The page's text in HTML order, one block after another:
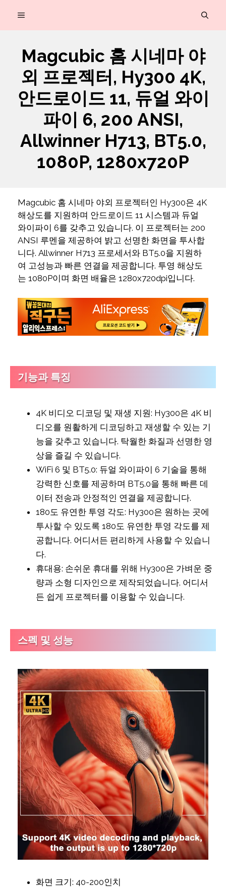
MENU
Magcubic 홈 시네마 야
외 프로젝터, Hy300 4K,
안드로이드 11, 듀얼 와이
파이 6, 200 ANSI,
Allwinner H713, BT5.0,
1080P, 1280x720P
Magcubic 홈 시네마 야외 프로젝터인 Hy300은 4K
해상도를 지원하며 안드로이드 11 시스템과 듀얼
와이파이 6를 갖추고 있습니다. 이 프로젝터는 200
ANSI 루멘을 제공하여 밝고 선명한 화면을 투사합
니다. Allwinner H713 프로세서와 BT5.0을 지원하
여 고성능과 빠른 연결을 제공합니다. 투영 해상도
는 1080P이며 화면 배율은 1280x720dpi입니다.
기능과 특징
4K 비디오 디코딩 및 재생 지원: Hy300은 4K 비
디오를 원활하게 디코딩하고 재생할 수 있는 기
능을 갖추고 있습니다. 탁월한 화질과 선명한 영
상을 즐길 수 있습니다.
WiFi 6 및 BT5.0: 듀얼 와이파이 6 기술을 통해
강력한 신호를 제공하며 BT5.0을 통해 빠른 데
이터 전송과 안정적인 연결을 제공합니다.
180도 유연한 투영 각도: Hy300은 원하는 곳에
투사할 수 있도록 180도 유연한 투영 각도를 제
공합니다. 어디서든 편리하게 사용할 수 있습니
다.
휴대용: 손쉬운 휴대를 위해 Hy300은 가벼운 중
량과 소형 디자인으로 제작되었습니다. 어디서
든 쉽게 프로젝터를 이용할 수 있습니다.
스펙 및 성능
화면 크기: 40-200인치